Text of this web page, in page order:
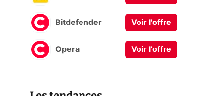
Bitdefender Voir l'offre
Opera Voir l'offre